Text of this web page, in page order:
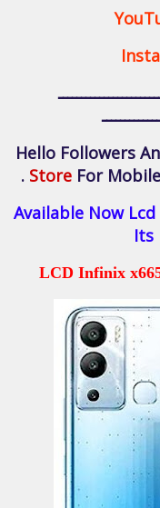
Hello Followers
StoreFor Mobile
Available Now
Its
LCD Infinix